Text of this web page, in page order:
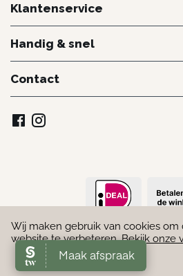
Klantenservice
Handig & snel
Contact
© 2022 - 2026 Schoonheidssalon
Wij maken gebruik van cookies om
website te verbeteren.Bekijk onze